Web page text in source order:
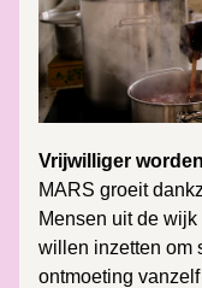
Vrijwilliger
MARS groeit
Mensen uit de
willen inzetten om
ontmoeting